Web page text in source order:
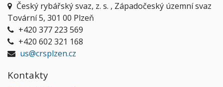
Český rybářský svaz, z. s. , Západočeský územní svaz
Tovární 5, 301 00 Plzeň
+420 377 223 569
+420 602 321 168
us@crsplzen.cz
Kontakty